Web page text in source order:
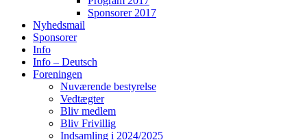
Sponsorer 2017
Nyhedsmail
Sponsorer
Info
Info – Deutsch
Foreningen
Nuværende bestyrelse
Vedtægter
Bliv medlem
Bliv Frivillig
Indsamling i 2024/2025